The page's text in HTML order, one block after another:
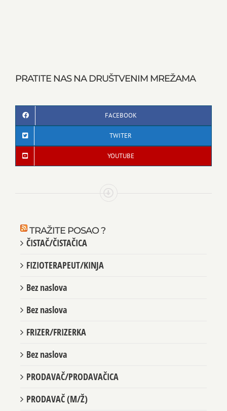
PRATITE NAS NA DRUŠTVENIM MREŽAMA
FACEBOOK
TWITER
YOUTUBE
TRAŽITE POSAO ?
ČISTAČ/ČISTAČICA
FIZIOTERAPEUT/KINJA
Bez naslova
Bez naslova
FRIZER/FRIZERKA
Bez naslova
PRODAVAČ/PRODAVAČICA
PRODAVAČ (M/Ž)